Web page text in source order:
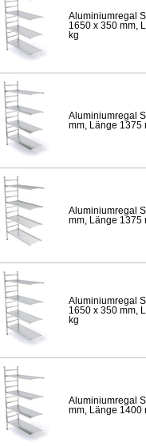
Aluminiumregal
1650 x 350 mm,
kg
Aluminiumregal
mm, Länge 1375
Aluminiumregal
mm, Länge 1375
Aluminiumregal
1650 x 350 mm,
kg
Aluminiumregal
mm, Länge 1400